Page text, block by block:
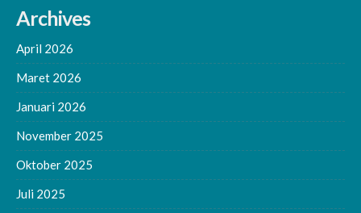
Archives
April 2026
Maret 2026
Januari 2026
November 2025
Oktober 2025
Juli 2025